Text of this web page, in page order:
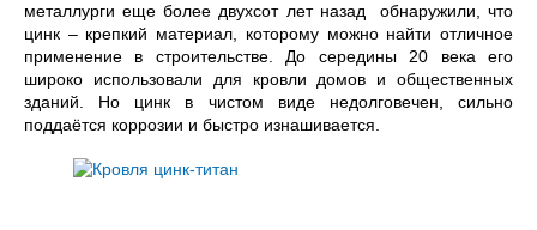
металлурги еще более двухсот лет назад обнаружили, что
цинк – крепкий материал, которому можно найти отличное
применение в строительстве. До середины 20 века его
широко использовали для кровли домов и общественных
зданий. Но цинк в чистом виде недолговечен, сильно
поддаётся коррозии и быстро изнашивается.